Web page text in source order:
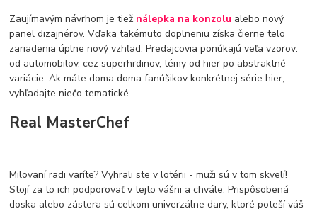
Zaujímavým návrhom je tiež nálepka na konzolu alebo nový
panel dizajnérov. Vďaka takémuto doplneniu získa čierne telo
zariadenia úplne nový vzhľad. Predajcovia ponúkajú veľa vzorov:
od automobilov, cez superhrdinov, témy od hier po abstraktné
variácie. Ak máte doma doma fanúšikov konkrétnej série hier,
vyhľadajte niečo tematické.
Real MasterChef
Milovaní radi varíte? Vyhrali ste v lotérii - muži sú v tom skvelí!
Stojí za to ich podporovať v tejto vášni a chvále. Prispôsobená
doska alebo zástera sú celkom univerzálne dary, ktoré poteší váš